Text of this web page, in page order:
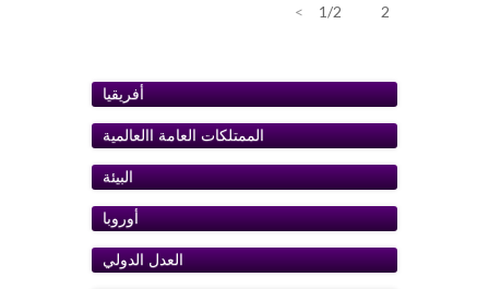
1/2 2
>
أفريقيا
الممتلكات العامة اﺍلعالمية
البيئة
أوروبا
ﺍلعدل الدولي